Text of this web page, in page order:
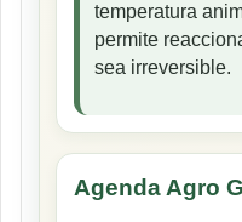
temperatura
permite
sea irreversible.
Agenda Agro